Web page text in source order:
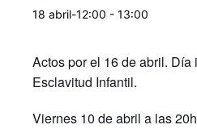
18 abril-12:00 - 13:00
Actos por el 16 de abril.
Esclavitud Infantil.
Viernes 10 de abril a las